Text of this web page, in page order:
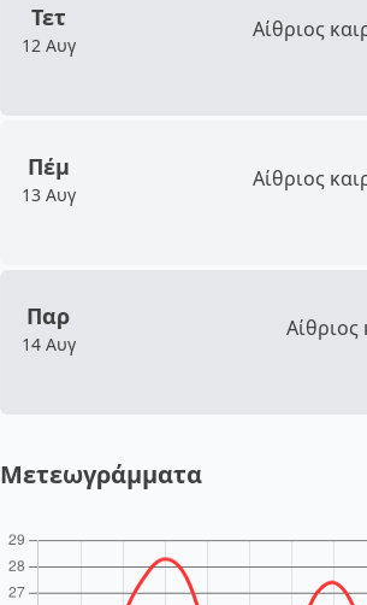
Τετ
12 Αυγ
Αίθριος
Πέμ
13 Αυγ
Αίθριος
Παρ
14 Αυγ
Αίθριος
Μετεωγράμματα